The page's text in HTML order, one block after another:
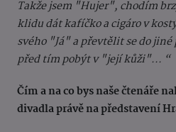
Takže jsem "Hujer", chodím
klidu dát kafíčko a cigáro v
svého "Já" a převtělit se do
před tím pobýt v "její kůži"... “
Čím a na co bys naše čtenáře
divadla právě na představení